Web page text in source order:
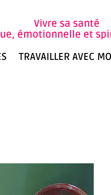
Vivre sa santé
émotionnelle et
TRAVAILLER AVEC